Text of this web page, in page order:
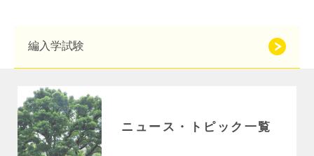
EDUCATION
教育課程
初等部の学習
キリスト教教育
編入学試験
ニュース・トピック一覧